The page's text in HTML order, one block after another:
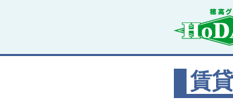
賃